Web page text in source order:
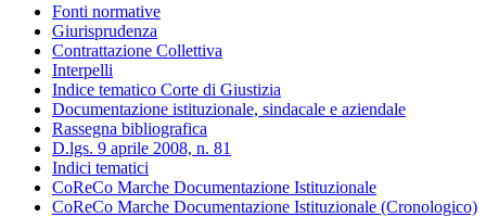
Fonti normative
Giurisprudenza
Contrattazione Collettiva
Interpelli
Indice tematico Corte di Giustizia
Documentazione istituzionale, sindacale e aziendale
Rassegna bibliografica
D.lgs. 9 aprile 2008, n. 81
Indici tematici
CoReCo Marche Documentazione Istituzionale
CoReCo Marche Documentazione Istituzionale (Cronologico)